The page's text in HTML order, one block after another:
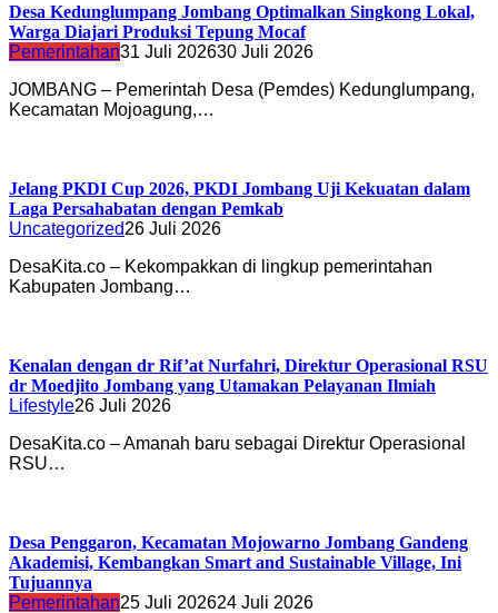
Desa Kedunglumpang Jombang Optimalkan Singkong Lokal,
Warga Diajari Produksi Tepung Mocaf
Pemerintahan31 Juli 202630 Juli 2026
JOMBANG – Pemerintah Desa (Pemdes) Kedunglumpang,
Kecamatan Mojoagung,…
Jelang PKDI Cup 2026, PKDI Jombang Uji Kekuatan dalam
Laga Persahabatan dengan Pemkab
Uncategorized26 Juli 2026
DesaKita.co – Kekompakkan di lingkup pemerintahan
Kabupaten Jombang…
Kenalan dengan dr Rif’at Nurfahri, Direktur Operasional RSU
dr Moedjito Jombang yang Utamakan Pelayanan Ilmiah
Lifestyle26 Juli 2026
DesaKita.co – Amanah baru sebagai Direktur Operasional
RSU…
Desa Penggaron, Kecamatan Mojowarno Jombang Gandeng
Akademisi, Kembangkan Smart and Sustainable Village, Ini
Tujuannya
Pemerintahan25 Juli 202624 Juli 2026